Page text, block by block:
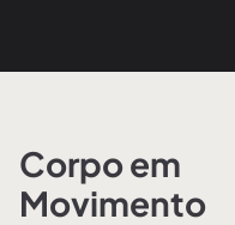
Corpo em
Movimento